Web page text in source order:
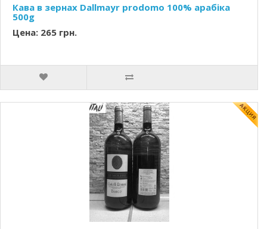
Кава в зернах Dallmayr prodomo 100% арабіка
500g
Цена: 265 грн.